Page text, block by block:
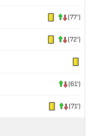
(77')
(72')
(61')
(71')